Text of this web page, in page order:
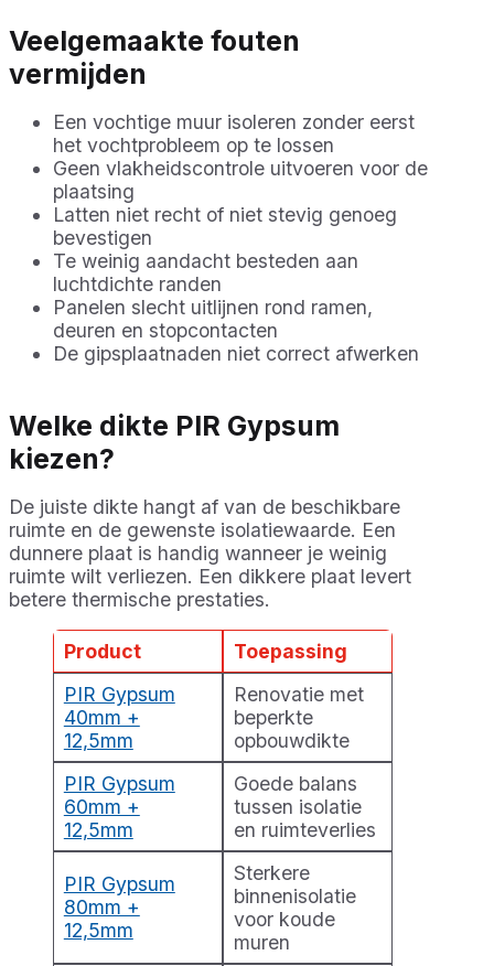
Veelgemaakte fouten
vermijden
Een vochtige muur isoleren zonder eerst
het vochtprobleem op te lossen
Geen vlakheidscontrole uitvoeren voor de
plaatsing
Latten niet recht of niet stevig genoeg
bevestigen
Te weinig aandacht besteden aan
luchtdichte randen
Panelen slecht uitlijnen rond ramen,
deuren en stopcontacten
De gipsplaatnaden niet correct afwerken
Welke dikte PIR Gypsum
kiezen?
De juiste dikte hangt af van de beschikbare
ruimte en de gewenste isolatiewaarde. Een
dunnere plaat is handig wanneer je weinig
ruimte wilt verliezen. Een dikkere plaat levert
betere thermische prestaties.
Product
Toepassing
PIR Gypsum
40mm +
12,5mm
Renovatie met
beperkte
opbouwdikte
PIR Gypsum
60mm +
12,5mm
Goede balans
tussen isolatie
en ruimteverlies
PIR Gypsum
80mm +
12,5mm
Sterkere
binnenisolatie
voor koude
muren